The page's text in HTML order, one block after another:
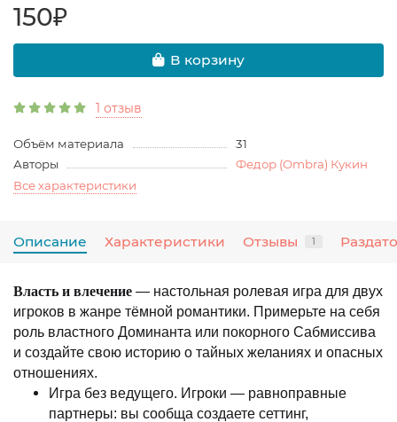
150₽
В корзину
1 отзыв
Объём материала
31
Авторы
Федор (Ombra) Кукин
Все характеристики
Описание Характеристики Отзывы 1
Власть и влечение — настольная ролевая игра для двух
игроков в жанре тёмной романтики. Примерьте на себя
роль властного Доминанта или покорного Сабмиссива
и создайте свою историю о тайных желаниях и опасных
отношениях.
Игра без ведущего. Игроки — равноправные
партнеры: вы сообща создаете сеттинг,